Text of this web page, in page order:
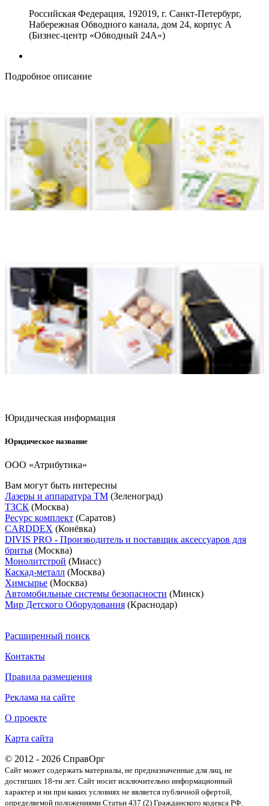
Российская Федерация, 192019, г. Санкт-Петербург,
Набережная Обводного канала, дом 24, корпус А
(Бизнес-центр «Обводный 24А»)
Подробное описание
Юридическая информация
Юридическое название
ООО «Атрибутика»
Вам могут быть интересны
Лазеры и аппаратура ТМ (Зеленоград)
ТЗСК (Москва)
Ресурс комплект (Саратов)
CARDDEX (Конёвка)
DIVIS PRO - Производитель и поставщик аксессуаров для
бритья (Москва)
Монолитстрой (Миасс)
Каскад-металл (Москва)
Химсырье (Москва)
Автомобильные системы безопасности (Минск)
Мир Детского Оборудования (Краснодар)
Расширенный поиск
Контакты
Правила размещения
Реклама на сайте
О проекте
Карта сайта
© 2012 - 2026 СправОрг
Сайт может содержать материалы, не предназначенные для лиц, не
достигших 18-ти лет. Cайт носит исключительно информационный
характер и ни при каких условиях не является публичной офертой,
определяемой положениями Статьи 437 (2) Гражданского кодекса РФ.